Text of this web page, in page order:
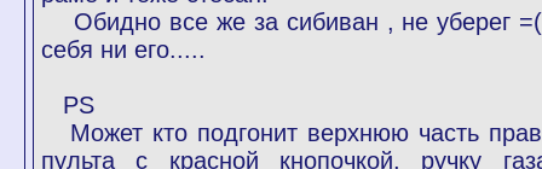
Обидно все же за сибиван , не уберег
себя ни его.....
PS
Может кто подгонит верхнюю часть
пульта с красной кнопочкой, ручку